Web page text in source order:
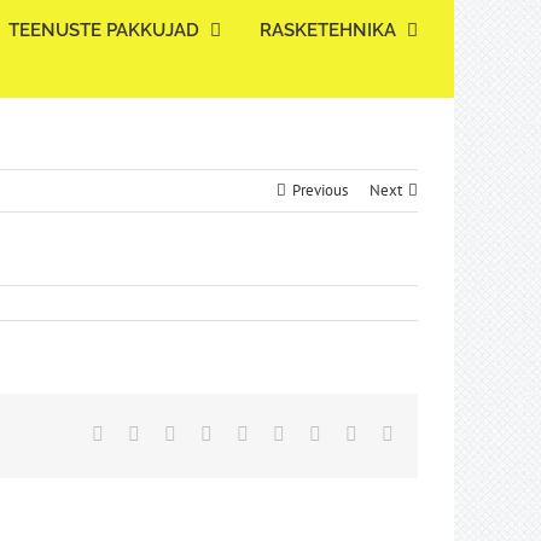
TEENUSTE PAKKUJAD RASKETEHNIKA
Previous Next
Facebook
TwitterReddit LinkedInWhatsApp
TumblrPinterest